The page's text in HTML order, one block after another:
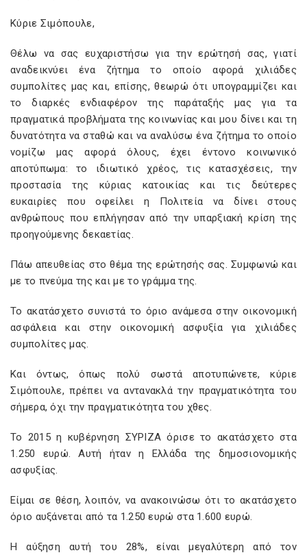
Κύριε Σιμόπουλε,
Θέλω να σας ευχαριστήσω για την ερώτησή σας, γιατί
αναδεικνύει ένα ζήτημα το οποίο αφορά χιλιάδες
συμπολίτες μας και, επίσης, θεωρώ ότι υπογραμμίζει και
το διαρκές ενδιαφέρον της παράταξής μας για τα
πραγματικά προβλήματα της κοινωνίας και μου δίνει και τη
δυνατότητα να σταθώ και να αναλύσω ένα ζήτημα το οποίο
νομίζω μας αφορά όλους, έχει έντονο κοινωνικό
αποτύπωμα: το ιδιωτικό χρέος, τις κατασχέσεις, την
προστασία της κύριας κατοικίας και τις δεύτερες
ευκαιρίες που οφείλει η Πολιτεία να δίνει στους
ανθρώπους που επλήγησαν από την υπαρξιακή κρίση της
προηγούμενης δεκαετίας.
Πάω απευθείας στο θέμα της ερώτησής σας. Συμφωνώ και
με το πνεύμα της και με το γράμμα της.
Το ακατάσχετο συνιστά το όριο ανάμεσα στην οικονομική
ασφάλεια και στην οικονομική ασφυξία για χιλιάδες
συμπολίτες μας.
Και όντως, όπως πολύ σωστά αποτυπώνετε, κύριε
Σιμόπουλε, πρέπει να αντανακλά την πραγματικότητα του
σήμερα, όχι την πραγματικότητα του χθες.
Το 2015 η κυβέρνηση ΣΥΡΙΖΑ όρισε το ακατάσχετο στα
1.250 ευρώ. Αυτή ήταν η Ελλάδα της δημοσιονομικής
ασφυξίας.
Είμαι σε θέση, λοιπόν, να ανακοινώσω ότι το ακατάσχετο
όριο αυξάνεται από τα 1.250 ευρώ στα 1.600 ευρώ.
Η αύξηση αυτή του 28%, είναι μεγαλύτερη από τον